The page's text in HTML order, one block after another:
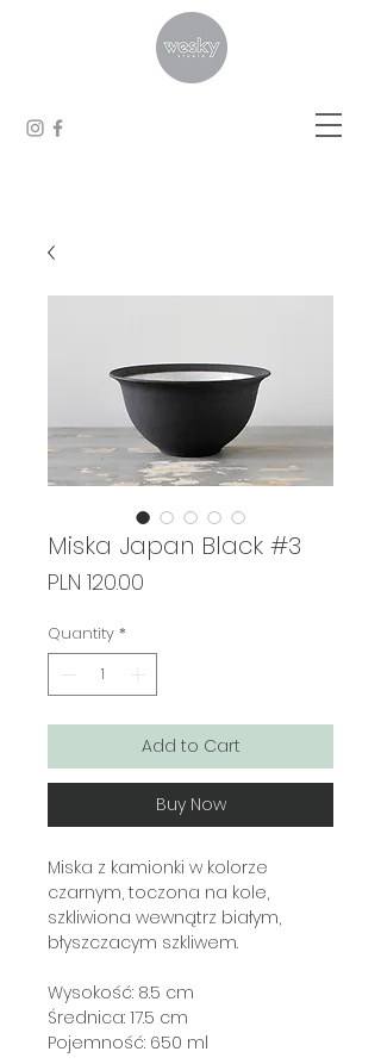
Miska Japan Black #3
PLN 120.00
Quantity *
Add to Cart
Buy Now
Miska z kamionki w kolorze
czarnym, toczona na kole,
szkliwiona wewnątrz białym,
błyszczacym szkliwem.
Wysokość: 8.5 cm
Średnica: 17.5 cm
Pojemność: 650 ml